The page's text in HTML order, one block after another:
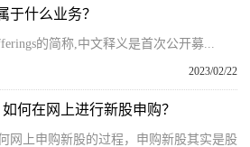
于什么业务？
的简称,中文释义是首次公开募...
2023/02/22
何在网上进行新股申购？
网上申购新股的过程，申购新股其实是股